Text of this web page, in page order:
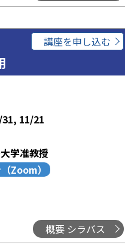
講座を申し込む
11/21
学准教授
概要 シラバス